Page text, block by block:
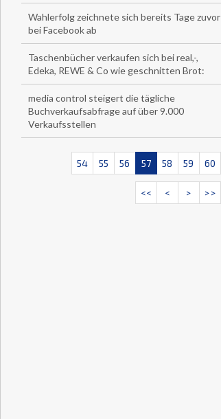
Wahlerfolg zeichnete sich bereits Tage zuvor
bei Facebook ab
Taschenbücher verkaufen sich bei real,-,
Edeka, REWE & Co wie geschnitten Brot:
media control steigert die tägliche
Buchverkaufsabfrage auf über 9.000
Verkaufsstellen
54 55 56 57 58 59 60
<< < > >>